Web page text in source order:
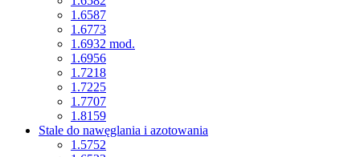
1.6587
1.6773
1.6932 mod.
1.6956
1.7218
1.7225
1.7707
1.8159
Stale do nawęglania i azotowania
1.5752